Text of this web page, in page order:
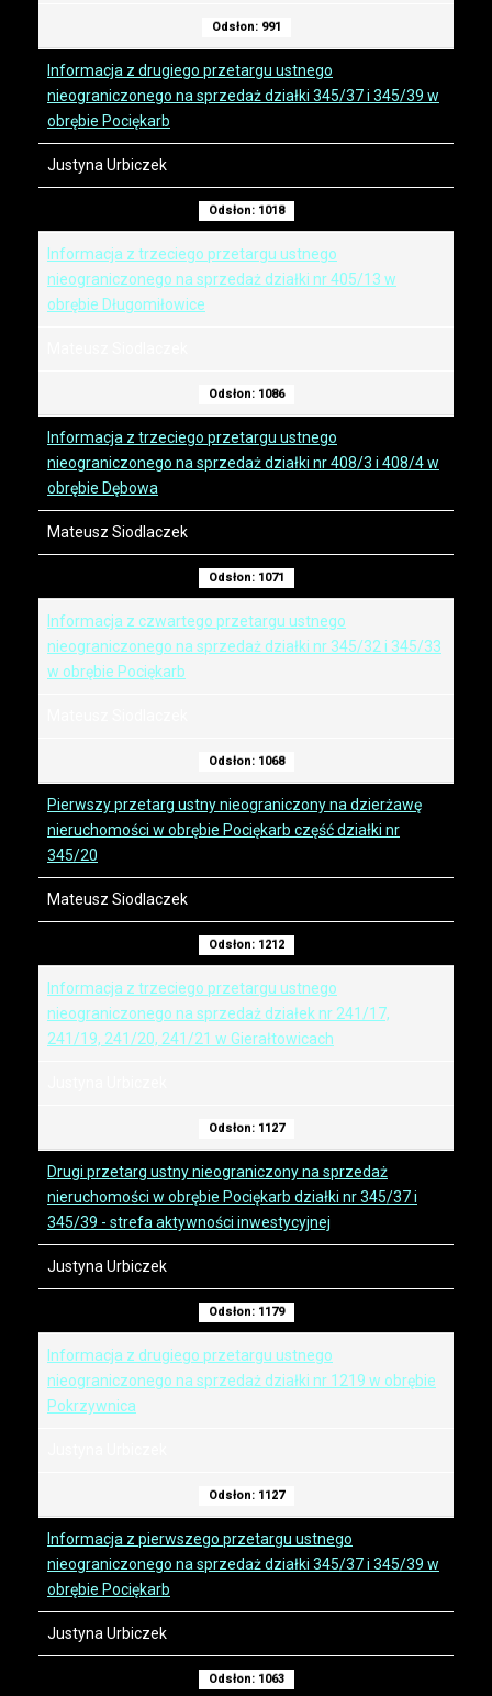
Odsłon: 991
Informacja z drugiego przetargu ustnego
nieograniczonego na sprzedaż działki 345/37 i 345/39 w
obrębie Pociękarb
Justyna Urbiczek
Odsłon: 1018
Informacja z trzeciego przetargu ustnego
nieograniczonego na sprzedaż działki nr 405/13 w
obrębie Długomiłowice
Odsłon: 1086
Informacja z trzeciego przetargu ustnego
nieograniczonego na sprzedaż działki nr 408/3 i 408/4 w
obrębie Dębowa
Mateusz Siodlaczek
Odsłon: 1071
Informacja z czwartego przetargu ustnego
nieograniczonego na sprzedaż działki nr 345/32 i 345/33
w obrębie Pociękarb
Odsłon: 1068
Pierwszy przetarg ustny nieograniczony na dzierżawę
nieruchomości w obrębie Pociękarb część działki nr
345/20
Mateusz Siodlaczek
Odsłon: 1212
Informacja z trzeciego przetargu ustnego
nieograniczonego na sprzedaż działek nr 241/17,
241/19, 241/20, 241/21 w Gierałtowicach
Odsłon: 1127
Drugi przetarg ustny nieograniczony na sprzedaż
nieruchomości w obrębie Pociękarb działki nr 345/37 i
345/39 - strefa aktywności inwestycyjnej
Justyna Urbiczek
Odsłon: 1179
Informacja z drugiego przetargu ustnego
nieograniczonego na sprzedaż działki nr 1219 w obrębie
Pokrzywnica
Odsłon: 1127
Informacja z pierwszego przetargu ustnego
nieograniczonego na sprzedaż działki 345/37 i 345/39 w
obrębie Pociękarb
Justyna Urbiczek
Odsłon: 1063